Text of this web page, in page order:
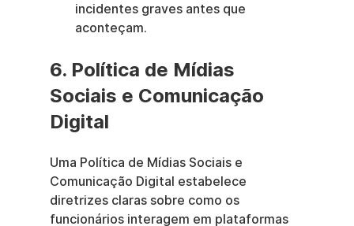
incidentes graves antes que
aconteçam.
6. Política de Mídias
Sociais e Comunicação
Digital
Uma Política de Mídias Sociais e
Comunicação Digital estabelece
diretrizes claras sobre como os
funcionários interagem em plataformas